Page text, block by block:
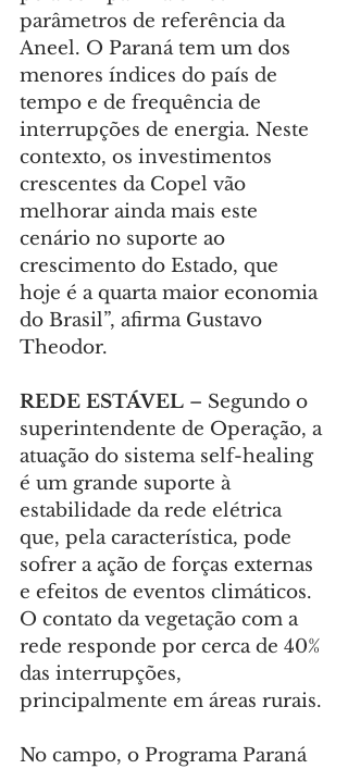
parâmetros de referência da
Aneel. O Paraná tem um dos
menores índices do país de
tempo e de frequência de
interrupções de energia. Neste
contexto, os investimentos
crescentes da Copel vão
melhorar ainda mais este
cenário no suporte ao
crescimento do Estado, que
hoje é a quarta maior economia
do Brasil”, afirma Gustavo
Theodor.
REDE ESTÁVEL – Segundo o
superintendente de Operação, a
atuação do sistema self-healing
é um grande suporte à
estabilidade da rede elétrica
que, pela característica, pode
sofrer a ação de forças externas
e efeitos de eventos climáticos.
O contato da vegetação com a
rede responde por cerca de 40%
das interrupções,
principalmente em áreas rurais.
No campo, o Programa Paraná